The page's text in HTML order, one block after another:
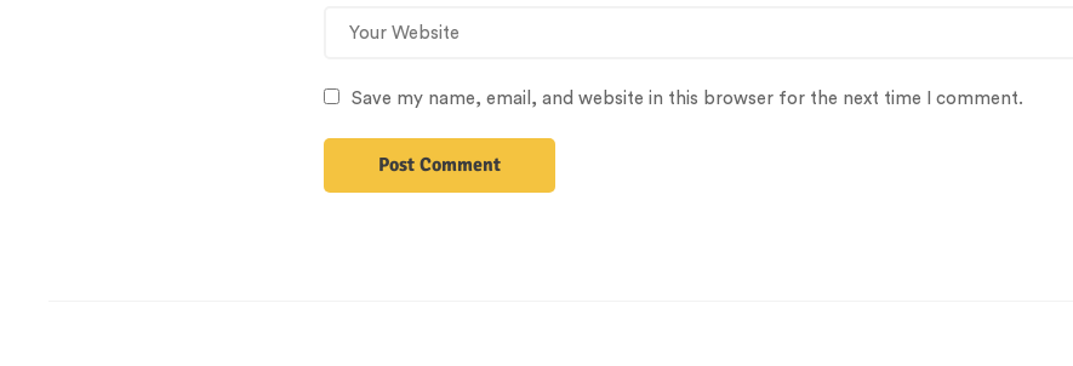
Save my name, email, and website in this browser for the next time I comment.